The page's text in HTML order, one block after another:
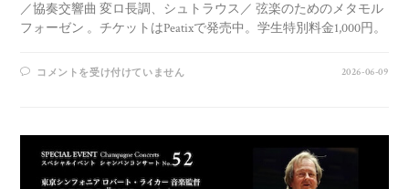
／協奏交響曲 変ロ長調、シュトラウス／ 弦楽のためのメタモル
フォーゼン 。チケットはPeatixで発売中。学生特別料金1,000円。
コメントを受け付けていません 2026-06-09